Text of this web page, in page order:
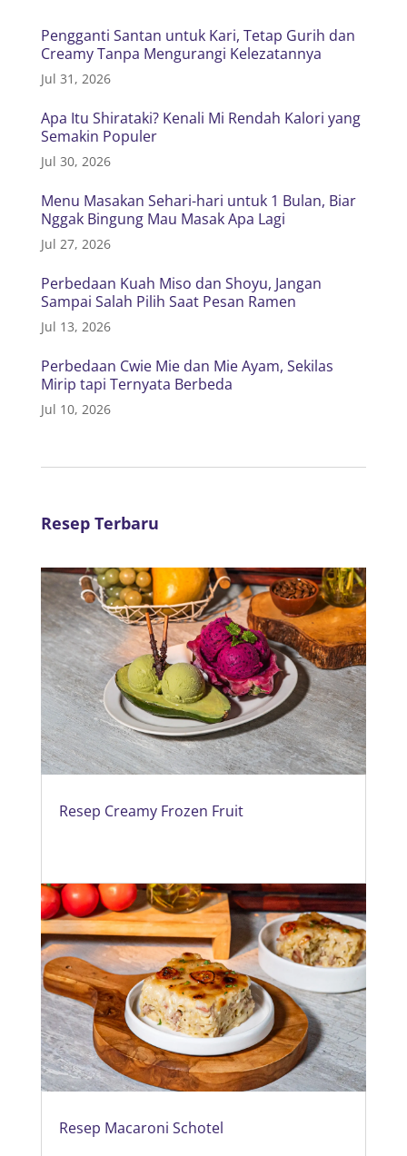
Pengganti Santan untuk Kari, Tetap Gurih dan
Creamy Tanpa Mengurangi Kelezatannya
Jul 31, 2026
Apa Itu Shirataki? Kenali Mi Rendah Kalori yang
Semakin Populer
Jul 30, 2026
Menu Masakan Sehari-hari untuk 1 Bulan, Biar
Nggak Bingung Mau Masak Apa Lagi
Jul 27, 2026
Perbedaan Kuah Miso dan Shoyu, Jangan
Sampai Salah Pilih Saat Pesan Ramen
Jul 13, 2026
Perbedaan Cwie Mie dan Mie Ayam, Sekilas
Mirip tapi Ternyata Berbeda
Jul 10, 2026
Resep Terbaru
Resep Creamy Frozen Fruit
Resep Macaroni Schotel